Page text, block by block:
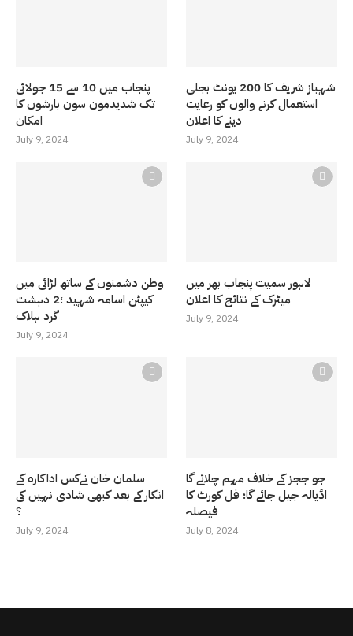
پنجاب میں 10 سے 15 جولائی
تک شدیدمون سون بارشوں کا
امکان
July 9, 2024
شہباز شریف کا 200 یونٹ بجلی
استعمال کرنے والوں کو رعایت
دینے کا اعلان
July 9, 2024
وطن دشمنوں کے ساتھ لڑائی میں
کیپٹن اسامہ شہید ؛2 دہشت
گرد ہلاک
July 9, 2024
لاہور سمیت پنجاب بھر میں
میٹرک کے نتائج کا اعلان
July 9, 2024
سلمان خان نےکس اداکارہ کے
انکار کے بعد کبھی شادی نہیں کی
؟
July 9, 2024
جو ججز کے خلاف مہم چلائے گا
اڈیالہ جیل جائے گا؛ فل کورٹ کا
فیصلہ
July 8, 2024